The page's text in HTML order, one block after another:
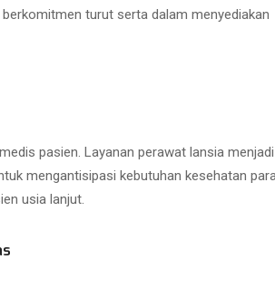
turut serta dalam menyediakan
pasien. Layanan perawat lansia
mengantisipasi kebutuhan kesehatan
usia lanjut.